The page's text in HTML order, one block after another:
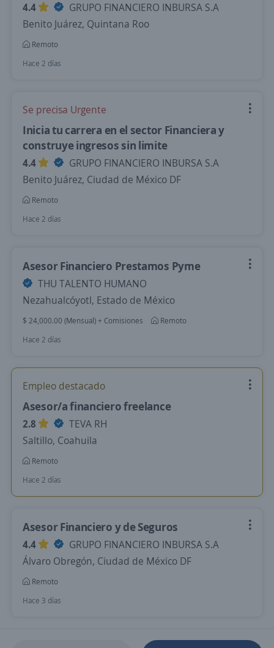
4.4
GRUPO FINANCIERO INBURSA S.A
Benito Juárez, Quintana Roo
Remoto
Hace 2 días
Se precisa Urgente
Inicia tu carrera en el sector Financiera y
construye ingresos sin limite
4.4
GRUPO FINANCIERO INBURSA S.A
Benito Juárez, Ciudad de México DF
Remoto
Hace 2 días
Asesor Financiero Prestamos Pyme
THU TALENTO HUMANO
Nezahualcóyotl, Estado de México
$ 24,000.00 (Mensual) + Comisiones
Remoto
Hace 2 días
Empleo destacado
Asesor/a financiero freelance
2.8
TEVA RH
Saltillo, Coahuila
Remoto
Hace 2 días
Asesor Financiero y de Seguros
4.4
GRUPO FINANCIERO INBURSA S.A
Álvaro Obregón, Ciudad de México DF
Remoto
Hace 3 días